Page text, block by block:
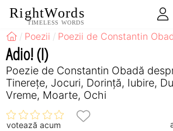
RightWords
TIMELESS WORDS
Poezii Poezii de Constantin
Adio! (I)
Poezie de Constantin Obadă
Tinerețe, Jocuri, Dorință, Iubire,
Vreme, Moarte, Ochi
votează acum